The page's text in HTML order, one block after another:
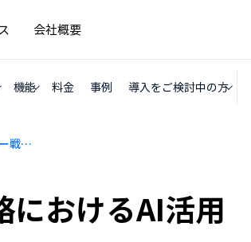
会社概要
機能 料金 事例 導入をご検討中の方
AI導入ガイド：カスタマー戦略におけるAI活用
におけるAI活用